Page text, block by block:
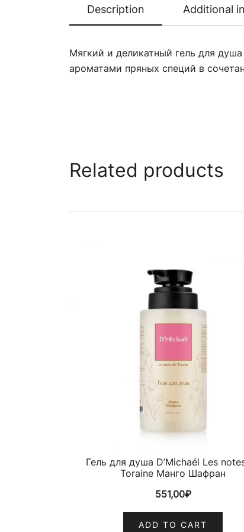
Description Additional
Мягкий и деликатный гель для
ароматами пряных специй в
Related products
Гель для душа D’Michaél Les
Toraine Манго Шафран
551,00₽
ADD TO CART